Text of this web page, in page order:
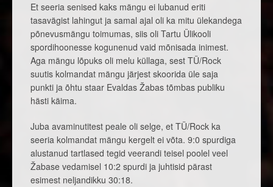
Et seeria senised kaks mängu ei lubanud eriti
tasavägist lahingut ja samal ajal oli ka mitu ülekandega
põnevusmängu toimumas, siis oli Tartu Ülikooli
spordihoonesse kogunenud vaid mõnisada inimest.
Aga mängu lõpuks oli melu küllaga, sest TÜ/Rock
suutis kolmandat mängu järjest skoorida üle saja
punkti ja õhtu staar Evaldas Žabas tõmbas publiku
hästi käima.
Juba avaminutitest peale oli selge, et TÜ/Rock ka
seeria kolmandat mängu kergelt ei võta. 9:0 spurdiga
alustanud tartlased tegid veerandi teisel poolel veel
Žabase vedamisel 10:2 spurdi ja juhtisid pärast
esimest neljandikku 30:18.